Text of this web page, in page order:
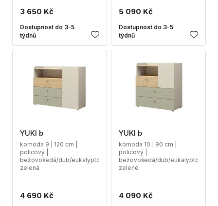
3 650 Kč
Dostupnost do 3-5
týdnů
5 090 Kč
Dostupnost do 3-5
týdnů
YUKI b
komoda 9 | 120 cm |
policový |
bežovošedá/dub/eukalyptová
zelená
4 690 Kč
YUKI b
komoda 10 | 90 cm |
policový |
bežovošedá/dub/eukalyptové
zelené
4 090 Kč